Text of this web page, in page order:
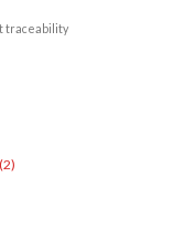
traceability
(2)